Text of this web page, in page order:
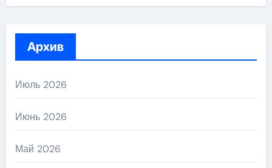
Архив
Июль 2026
Июнь 2026
Май 2026